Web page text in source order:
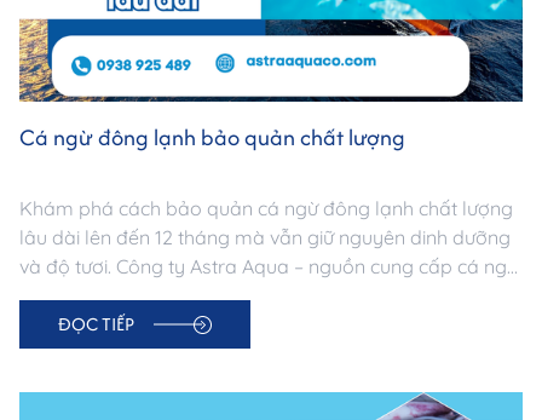
Cá ngừ đông lạnh bảo quản chất lượng
Khám phá cách bảo quản cá ngừ đông lạnh chất lượng
lâu dài lên đến 12 tháng mà vẫn giữ nguyên dinh dưỡng
và độ tươi. Công ty Astra Aqua – nguồn cung cấp cá ngừ
đông lạnh uy tín tại TP.HCM, đạt chuẩn xuất khẩu.
ĐỌC TIẾP